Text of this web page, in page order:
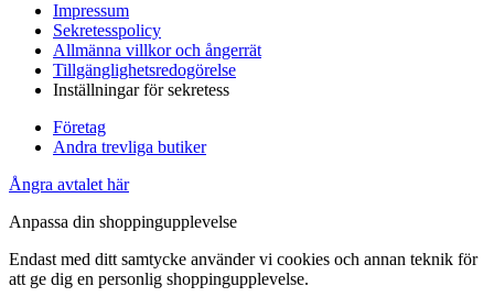
Impressum
Sekretesspolicy
Allmänna villkor och ångerrät
Tillgänglighetsredogörelse
Inställningar för sekretess
Företag
Andra trevliga butiker
Ångra avtalet här
Anpassa din shoppingupplevelse
Endast med ditt samtycke använder vi cookies och annan teknik för
att ge dig en personlig shoppingupplevelse.